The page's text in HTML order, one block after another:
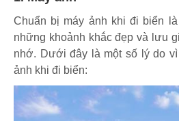
Chuẩn bị máy ảnh khi đi biển
những khoảnh khắc đẹp và lưu
nhớ. Dưới đây là một số lý do
ảnh khi đi biển: